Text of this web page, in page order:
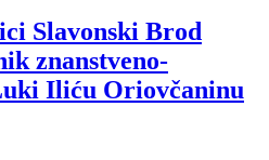
Slavonski Brod
znanstveno-
Iliću Oriovčaninu